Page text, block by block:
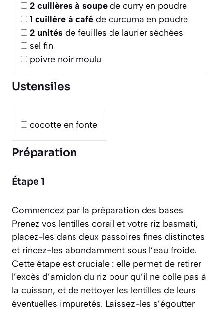
2 cuillères à soupe de curry en poudre
1 cuillère à café de curcuma en poudre
2 unités de feuilles de laurier séchées
sel fin
poivre noir moulu
Ustensiles
cocotte en fonte
Préparation
Étape 1
Commencez par la préparation des bases.
Prenez vos lentilles corail et votre riz basmati,
placez-les dans deux passoires fines distinctes
et rincez-les abondamment sous l’eau froide.
Cette étape est cruciale : elle permet de retirer
l’excès d’amidon du riz pour qu’il ne colle pas à
la cuisson, et de nettoyer les lentilles de leurs
éventuelles impuretés. Laissez-les s’égoutter